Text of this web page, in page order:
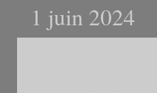
1 juin 2024